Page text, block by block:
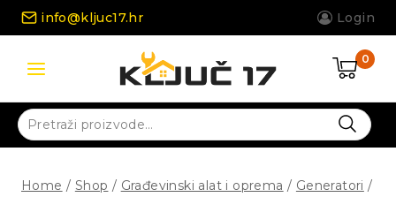
Skip
info@kljuc17.hr Login
0
Pretraži:
Home / Shop / Građevinski alat i oprema / Generatori /